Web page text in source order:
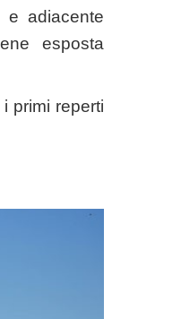
e adiacente
esposta
primi reperti